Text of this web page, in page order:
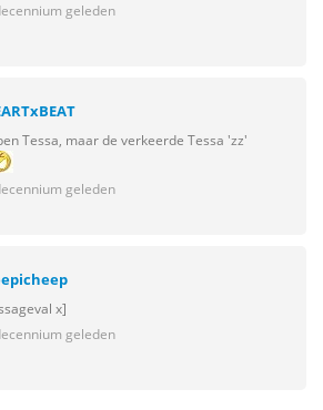
geleden
Tessa, maar de verkeerde Tessa 'zz'
geleden
x]
geleden